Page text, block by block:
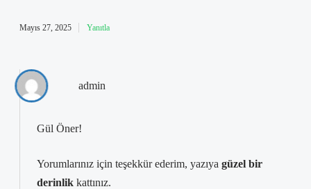
Mayıs 27, 2025 Yanıtla
admin
Gül Öner!
Yorumlarınız için teşekkür ederim, yazıya güzel bir
derinlik kattınız.